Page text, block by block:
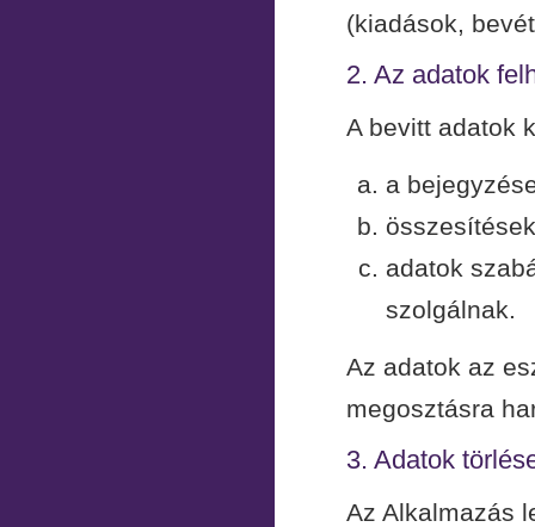
(kiadások,
2. Az adatok
A bevitt adatok
a
adatok
szolgálnak.
Az adatok az
megosztásra
3. Adatok
Az Alkalmazás